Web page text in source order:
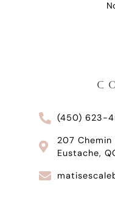
(450) 623-
207
Eustache,